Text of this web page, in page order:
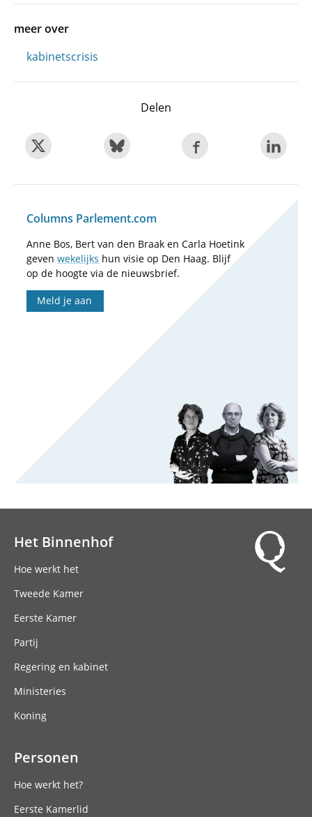
meer over
kabinetscrisis
Delen
Columns Parlement.com
Anne Bos, Bert van den Braak en Carla Hoetink
geven wekelijks hun visie op Den Haag. Blijf
op de hoogte via de nieuwsbrief.
Meld je aan
Het Binnenhof
Hoe werkt het
Tweede Kamer
Eerste Kamer
Partij
Regering en kabinet
Ministeries
Koning
Personen
Hoe werkt het?
Eerste Kamerlid